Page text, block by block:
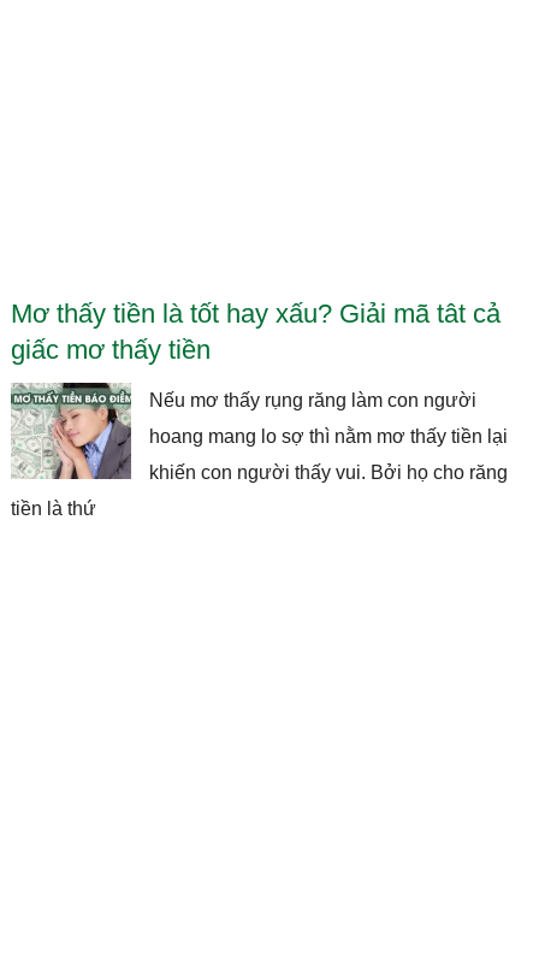
Mơ thấy tiền là tốt hay xấu? Giải mã tât cả
giấc mơ thấy tiền
Nếu mơ thấy rụng răng làm con người
hoang mang lo sợ thì nằm mơ thấy tiền lại
khiến con người thấy vui. Bởi họ cho răng
tiền là thứ